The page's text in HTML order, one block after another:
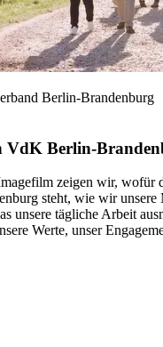
Berlin-Brandenburg
VdK Berlin-
zeigen wir, wofür
steht, wie wir unsere
unsere tägliche Arbeit
Werte, unser